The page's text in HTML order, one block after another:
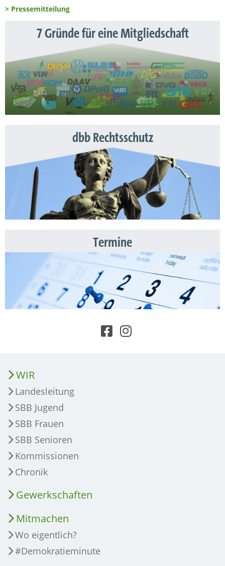
> Pressemitteilung
7 Gründe für eine Mitgliedschaft
dbb Rechtsschutz
Termine
WIR
Landesleitung
SBB Jugend
SBB Frauen
SBB Senioren
Kommissionen
Chronik
Gewerkschaften
Mitmachen
Wo eigentlich?
#Demokratieminute